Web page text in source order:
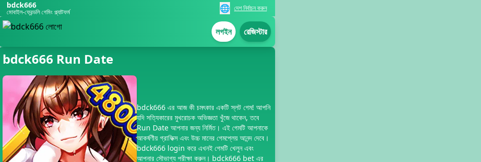
bdck666
মোবাইল-ফ্রেন্ডলি গেমিং প্ল্যাটফর্ম 🌐 দেশ নির্বাচন করুন
লগইন রেজিস্টার
bdck666 Run Date
bdck666 এর আজ কী চমৎকার একটি স্লট গেম! আপনি
যদি সত্যিকারের মুখরোচক অভিজ্ঞতা খুঁজে থাকেন, তবে
Run Date আপনার জন্য নির্মিত। এই গেমটি আপনাকে
আকর্ষণীয় গ্রাফিক্স এবং উচ্চ মানের গেমপ্লেয় আনন্দ দেবে।
bdck666 login করে এখনই গেমটি খেলুন এবং
আপনার সৌভাগ্য পরীক্ষা করুন। bdck666 bet এর